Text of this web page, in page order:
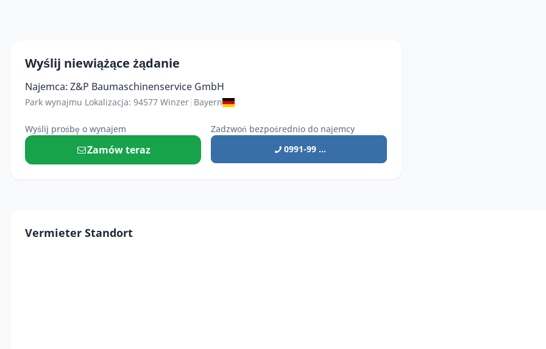
Wyślij niewiążące żądanie
Najemca: Z&P Baumaschinenservice GmbH
Park wynajmu Lokalizacja: 94577 Winzer| Bayern
Wyślij prośbę o wynajem
Zamów teraz
Zadzwoń bezpośrednio do najemcy
0991-99 ...
Vermieter Standort